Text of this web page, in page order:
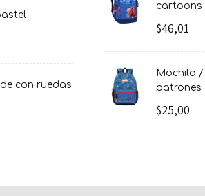
cartoons
$46,01
mochila / morral grande avengers
patrones
$25,00